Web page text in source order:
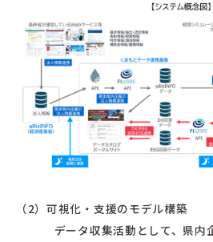
（2）可視化・支援のモデル構築
データ収集活動として、県内企